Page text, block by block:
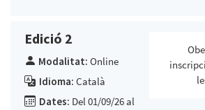
Edició 2
Modalitat: Online
Idioma: Català
Dates: Del 01/09/26 al